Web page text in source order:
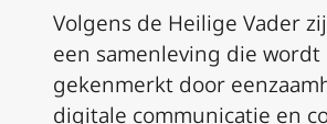
Volgens de Heilige Vader
een samenleving die wordt
gekenmerkt door
digitale communicatie en